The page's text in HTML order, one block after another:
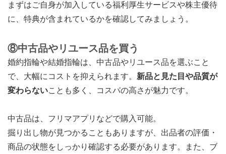
まずはご自身が加入している福利厚生サービスや株主優待
に、特典が含まれているかを確認してみましょう。
⑧中古品やリユース品を買う
婚約指輪や結婚指輪は、中古品やリユース品を選ぶこと
で、大幅にコストを抑えられます。 新品と見た目や品質が
変わらないことも多く、コスパの高さが魅力です。
中古品は、フリマアプリなどで購入可能。
掘り出し物が見つかることもありますが、出品者の評価・
商品の状態をしっかり確認する必要があります。また、ブ